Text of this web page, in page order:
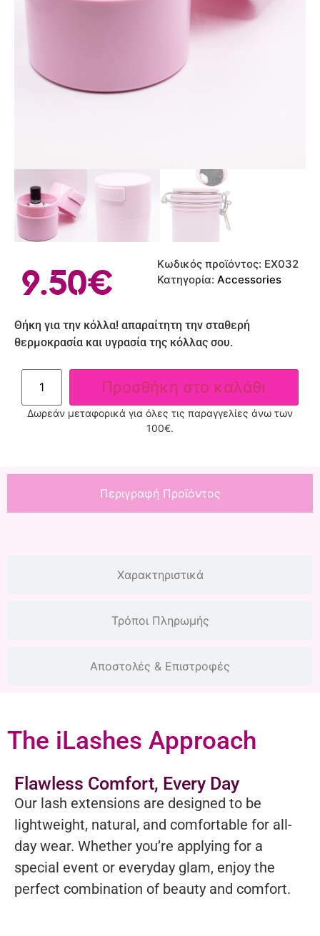
9.50€ Κωδικός προϊόντος: EX032
Κατηγορία: Accessories
Θήκη για την κόλλα! απαραίτητη την σταθερή
θερμοκρασία και υγρασία της κόλλας σου.
Προσθήκη στο καλάθι
Δωρεάν μεταφορικά για όλες τις παραγγελίες άνω των
100€.
Περιγραφή Προϊόντος
Χαρακτηριστικά
Τρόποι Πληρωμής
Αποστολές & Επιστροφές
The iLashes Approach
Flawless Comfort, Every Day
Our lash extensions are designed to be
lightweight, natural, and comfortable for all-
day wear. Whether you’re applying for a
special event or everyday glam, enjoy the
perfect combination of beauty and comfort.